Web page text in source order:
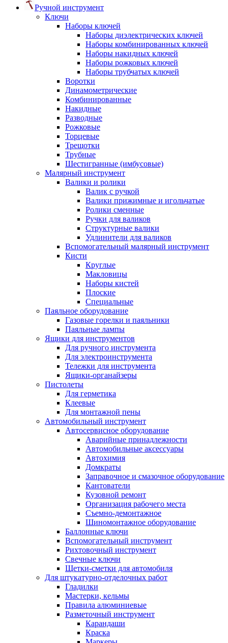
Ручной инструмент
Ключи
Наборы ключей
Наборы диэлектрических ключей
Наборы комбинированных ключей
Наборы накидных ключей
Наборы рожковых ключей
Наборы трубчатых ключей
Воротки
Динамометрические
Комбинированные
Накидные
Разводные
Рожковые
Торцевые
Трещотки
Трубные
Шестигранные (имбусовые)
Малярный инструмент
Валики и ролики
Валик с ручкой
Валики прижимные и игольчатые
Ролики сменные
Ручки для валиков
Структурные валики
Удлинители для валиков
Вспомогательный малярный инструмент
Кисти
Круглые
Макловицы
Наборы кистей
Плоские
Специальные
Паяльное оборудование
Газовые горелки и паяльники
Паяльные лампы
Ящики для инструментов
Для ручного инструмента
Для электроинструмента
Тележки для инструмента
Ящики-органайзеры
Пистолеты
Для герметика
Клеевые
Для монтажной пены
Автомобильный инструмент
Автосервисное оборудование
Аварийные принадлежности
Автомобильные аксессуары
Автохимия
Домкраты
Заправочное и смазочное оборудование
Кантователи
Кузовной ремонт
Организация рабочего места
Съемно-демонтажное
Шиномонтажное оборудование
Баллонные ключи
Вспомогательный инструмент
Рихтовочный инструмент
Свечные ключи
Щетки-сметки для автомобиля
Для штукатурно-отделочных работ
Гладилки
Мастерки, кельмы
Правила алюминиевые
Разметочный инструмент
Карандаши
Краска